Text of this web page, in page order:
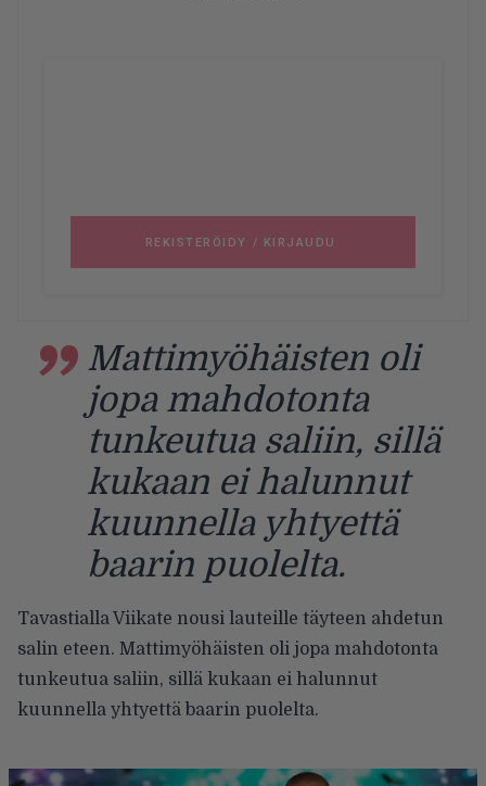
Mattimyöhäisten oli
jopa mahdotonta
tunkeutua saliin, sillä
kukaan ei halunnut
kuunnella yhtyettä
baarin puolelta.
Tavastialla Viikate nousi lauteille täyteen ahdetun
salin eteen. Mattimyöhäisten oli jopa mahdotonta
tunkeutua saliin, sillä kukaan ei halunnut
kuunnella yhtyettä baarin puolelta.